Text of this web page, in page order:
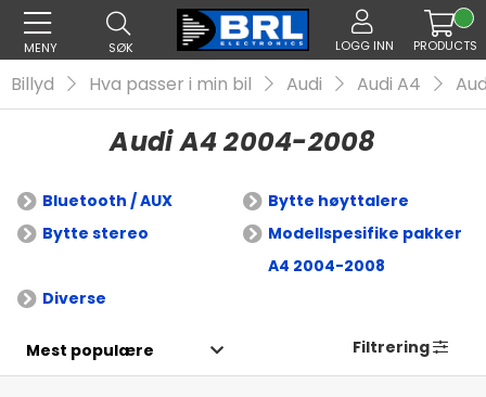
MENY SØK LOGG INN PRODUCTS
Billyd Hva passer i min bil Audi Audi A4
Audi A4 2004-2008
Bluetooth / AUX
Bytte høyttalere
Bytte stereo
Modellspesifike pakker
A4 2004-2008
Diverse
Filtrering